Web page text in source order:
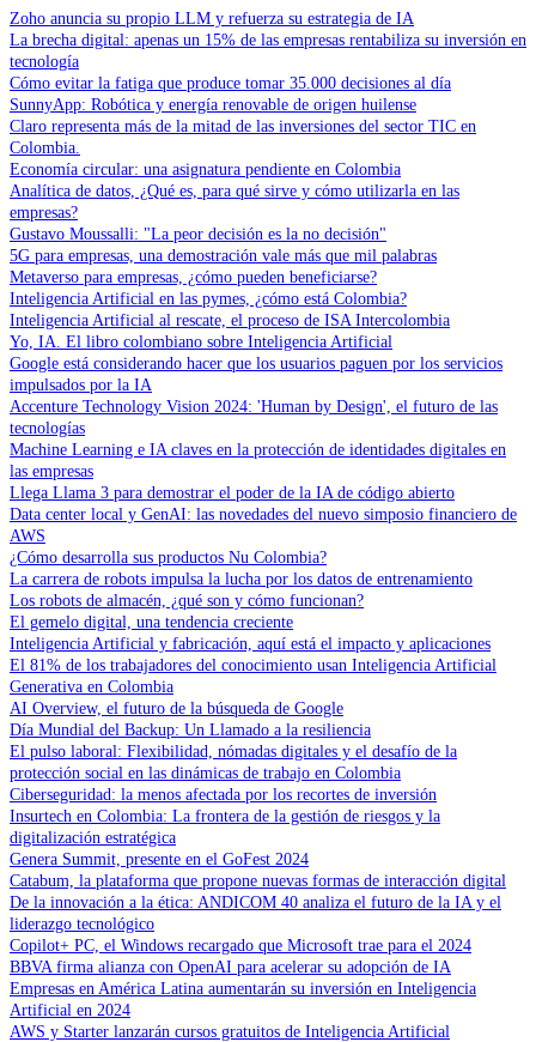
Zoho anuncia su propio LLM y refuerza su estrategia de IA
La brecha digital: apenas un 15% de las empresas rentabiliza su inversión en
tecnología
Cómo evitar la fatiga que produce tomar 35.000 decisiones al día
SunnyApp: Robótica y energía renovable de origen huilense
Claro representa más de la mitad de las inversiones del sector TIC en
Colombia.
Economía circular: una asignatura pendiente en Colombia
Analítica de datos, ¿Qué es, para qué sirve y cómo utilizarla en las
empresas?
Gustavo Moussalli: "La peor decisión es la no decisión"
5G para empresas, una demostración vale más que mil palabras
Metaverso para empresas, ¿cómo pueden beneficiarse?
Inteligencia Artificial en las pymes, ¿cómo está Colombia?
Inteligencia Artificial al rescate, el proceso de ISA Intercolombia
Yo, IA. El libro colombiano sobre Inteligencia Artificial
Google está considerando hacer que los usuarios paguen por los servicios
impulsados por la IA
Accenture Technology Vision 2024: 'Human by Design', el futuro de las
tecnologías
Machine Learning e IA claves en la protección de identidades digitales en
las empresas
Llega Llama 3 para demostrar el poder de la IA de código abierto
Data center local y GenAI: las novedades del nuevo simposio financiero de
AWS
¿Cómo desarrolla sus productos Nu Colombia?
La carrera de robots impulsa la lucha por los datos de entrenamiento
Los robots de almacén, ¿qué son y cómo funcionan?
El gemelo digital, una tendencia creciente
Inteligencia Artificial y fabricación, aquí está el impacto y aplicaciones
El 81% de los trabajadores del conocimiento usan Inteligencia Artificial
Generativa en Colombia
AI Overview, el futuro de la búsqueda de Google
Día Mundial del Backup: Un Llamado a la resiliencia
El pulso laboral: Flexibilidad, nómadas digitales y el desafío de la
protección social en las dinámicas de trabajo en Colombia
Ciberseguridad: la menos afectada por los recortes de inversión
Insurtech en Colombia: La frontera de la gestión de riesgos y la
digitalización estratégica
Genera Summit, presente en el GoFest 2024
Catabum, la plataforma que propone nuevas formas de interacción digital
De la innovación a la ética: ANDICOM 40 analiza el futuro de la IA y el
liderazgo tecnológico
Copilot+ PC, el Windows recargado que Microsoft trae para el 2024
BBVA firma alianza con OpenAI para acelerar su adopción de IA
Empresas en América Latina aumentarán su inversión en Inteligencia
Artificial en 2024
AWS y Starter lanzarán cursos gratuitos de Inteligencia Artificial